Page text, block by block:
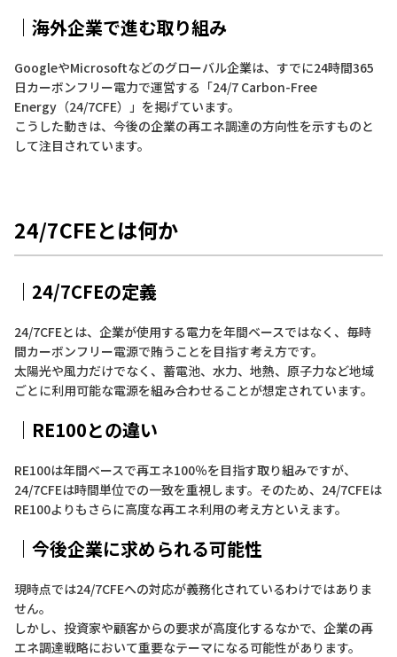
｜海外企業で進む取り組み
GoogleやMicrosoftなどのグローバル企業は、すでに24時間365
日カーボンフリー電力で運営する「24/7 Carbon-Free
Energy（24/7CFE）」を掲げています。
こうした動きは、今後の企業の再エネ調達の方向性を示すものと
して注目されています。
24/7CFEとは何か
｜24/7CFEの定義
24/7CFEとは、企業が使用する電力を年間ベースではなく、毎時
間カーボンフリー電源で賄うことを目指す考え方です。
太陽光や風力だけでなく、蓄電池、水力、地熱、原子力など地域
ごとに利用可能な電源を組み合わせることが想定されています。
｜RE100との違い
RE100は年間ベースで再エネ100％を目指す取り組みですが、
24/7CFEは時間単位での一致を重視します。そのため、24/7CFEは
RE100よりもさらに高度な再エネ利用の考え方といえます。
｜今後企業に求められる可能性
現時点では24/7CFEへの対応が義務化されているわけではありま
せん。
しかし、投資家や顧客からの要求が高度化するなかで、企業の再
エネ調達戦略において重要なテーマになる可能性があります。